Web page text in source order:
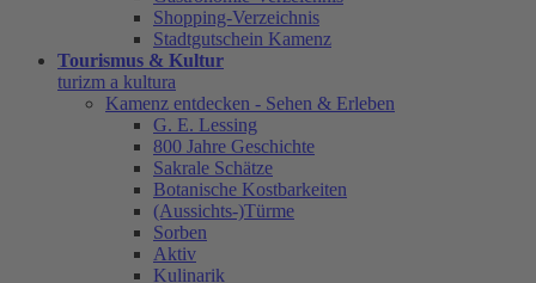
Shopping-Verzeichnis
Stadtgutschein Kamenz
Tourismus & Kultur
turizm a kultura
Kamenz entdecken - Sehen & Erleben
G. E. Lessing
800 Jahre Geschichte
Sakrale Schätze
Botanische Kostbarkeiten
(Aussichts-)Türme
Sorben
Aktiv
Kulinarik